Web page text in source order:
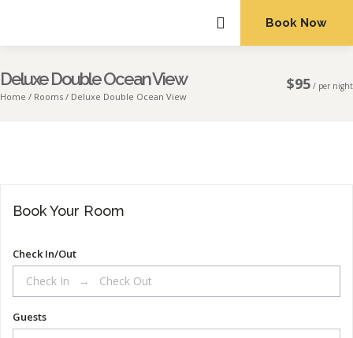
Book Now
Deluxe Double Ocean View
Home Rooms Deluxe Double Ocean View
$95 /per night
Book Your Room
Check In/Out
Guests